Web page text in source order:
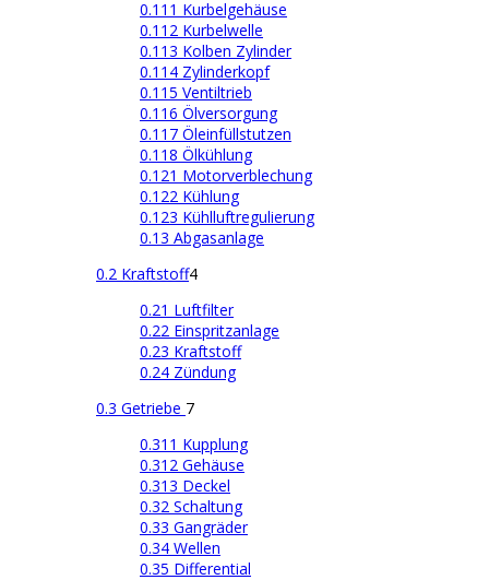
0.111 Kurbelgehäuse
0.112 Kurbelwelle
0.113 Kolben Zylinder
0.114 Zylinderkopf
0.115 Ventiltrieb
0.116 Ölversorgung
0.117 Öleinfüllstutzen
0.118 Ölkühlung
0.121 Motorverblechung
0.122 Kühlung
0.123 Kühlluftregulierung
0.13 Abgasanlage
0.2 Kraftstoff4
0.21 Luftfilter
0.22 Einspritzanlage
0.23 Kraftstoff
0.24 Zündung
0.3 Getriebe 7
0.311 Kupplung
0.312 Gehäuse
0.313 Deckel
0.32 Schaltung
0.33 Gangräder
0.34 Wellen
0.35 Differential